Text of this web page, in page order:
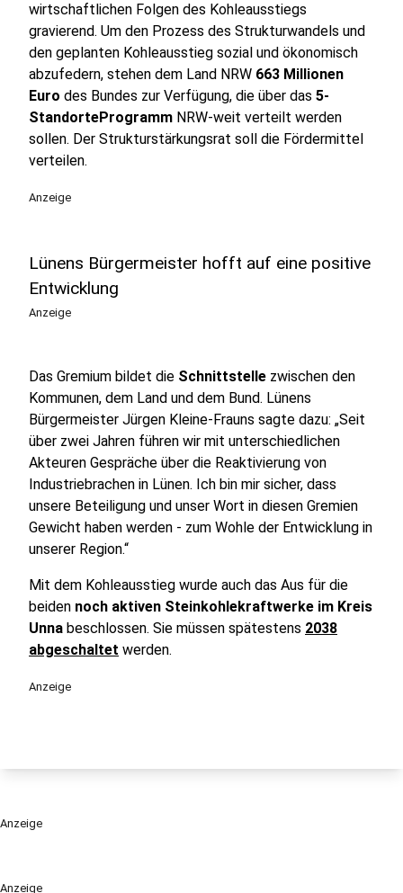
Anzeige
wirtschaftlichen Folgen des Kohleausstiegs
gravierend. Um den Prozess des Strukturwandels und
den geplanten Kohleausstieg sozial und ökonomisch
abzufedern, stehen dem Land NRW 663 Millionen
Euro des Bundes zur Verfügung, die über das 5-
StandorteProgramm NRW-weit verteilt werden
sollen. Der Strukturstärkungsrat soll die Fördermittel
verteilen.
Anzeige
Lünens Bürgermeister hofft auf eine positive
Entwicklung
Anzeige
Das Gremium bildet die Schnittstelle zwischen den
Kommunen, dem Land und dem Bund. Lünens
Bürgermeister Jürgen Kleine-Frauns sagte dazu: „Seit
über zwei Jahren führen wir mit unterschiedlichen
Akteuren Gespräche über die Reaktivierung von
Industriebrachen in Lünen. Ich bin mir sicher, dass
unsere Beteiligung und unser Wort in diesen Gremien
Gewicht haben werden - zum Wohle der Entwicklung in
unserer Region.“
Mit dem Kohleausstieg wurde auch das Aus für die
beiden noch aktiven Steinkohlekraftwerke im Kreis
Unna beschlossen. Sie müssen spätestens 2038
abgeschaltet werden.
Anzeige
Anzeige